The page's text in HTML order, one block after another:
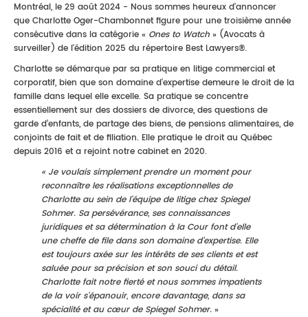
Montréal, le 29 août 2024 - Nous sommes heureux d'annoncer
que Charlotte Oger-Chambonnet figure pour une troisième année
consécutive dans la catégorie « Ones to Watch » (Avocats à
surveiller) de l'édition 2025 du répertoire Best Lawyers®.
Charlotte se démarque par sa pratique en litige commercial et
corporatif, bien que son domaine d'expertise demeure le droit de la
famille dans lequel elle excelle. Sa pratique se concentre
essentiellement sur des dossiers de divorce, des questions de
garde d’enfants, de partage des biens, de pensions alimentaires, de
conjoints de fait et de filiation. Elle pratique le droit au Québec
depuis 2016 et a rejoint notre cabinet en 2020.
« Je voulais simplement prendre un moment pour
reconnaître les réalisations exceptionnelles de
Charlotte au sein de l'équipe de litige chez Spiegel
Sohmer. Sa persévérance, ses connaissances
juridiques et sa détermination à la Cour font d'elle
une cheffe de file dans son domaine d’expertise. Elle
est toujours axée sur les intérêts de ses clients et est
saluée pour sa précision et son souci du détail.
Charlotte fait notre fierté et nous sommes impatients
de la voir s'épanouir, encore davantage, dans sa
spécialité et au cœur de Spiegel Sohmer. »